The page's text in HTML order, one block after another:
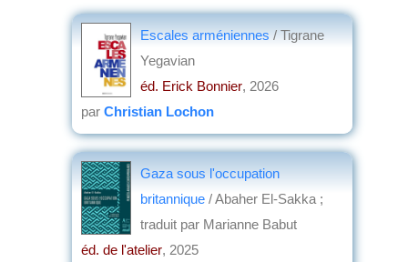
Escales arméniennes / Tigrane
Yegavian
éd. Erick Bonnier, 2026
par Christian Lochon
Gaza sous l'occupation
britannique / Abaher El-Sakka ;
traduit par Marianne Babut
éd. de l'atelier, 2025